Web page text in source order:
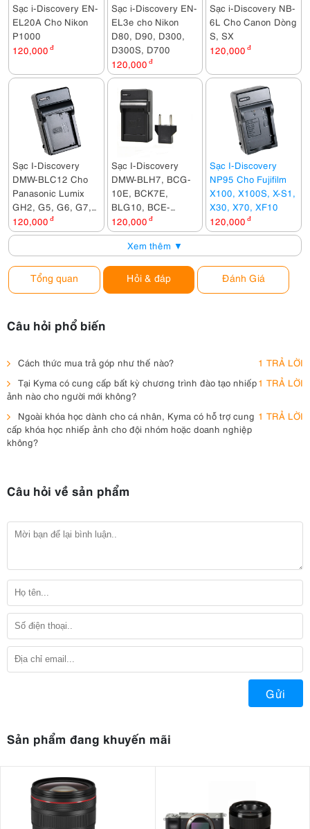
Sạc i-Discovery EN-
EL20A Cho Nikon
P1000
120,000 đ
Sạc i-Discovery EN-
EL3e cho Nikon
D80, D90, D300,
D300S, D700
120,000 đ
Sạc i-Discovery NB-
6L Cho Canon Dòng
S, SX
120,000 đ
Sạc I-Discovery
DMW-BLC12 Cho
Panasonic Lumix
GH2, G5, G6, G7,
FZ200, FZ1000,
FZ2000, GX8,
120,000 đ
Sạc I-Discovery
DMW-BLH7, BCG-
10E, BCK7E,
BLG10, BCE-
10E, BCF10E
120,000 đ
Sạc I-Discovery
NP95 Cho Fujifilm
X100, X100S, X-S1,
X30, X70, XF10
120,000 đ
Xem thêm ▼
Tổng quan Hỏi & đáp Đánh Giá
Câu hỏi phổ biến
Cách thức mua trả góp như thế nào?
1 TRẢ LỜI
Tại Kyma có cung cấp bất kỳ chương trình đào tạo nhiếp
ảnh nào cho người mới không?
1 TRẢ LỜI
Ngoài khóa học dành cho cá nhân, Kyma có hỗ trợ cung
cấp khóa học nhiếp ảnh cho đội nhóm hoặc doanh nghiệp
không?
1 TRẢ LỜI
Câu hỏi về sản phẩm
Gửi
Sản phẩm đang khuyến mãi